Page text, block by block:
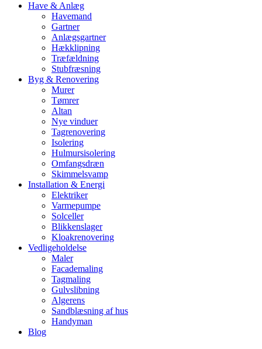
Have & Anlæg
Havemand
Gartner
Anlægsgartner
Hækklipning
Træfældning
Stubfræsning
Byg & Renovering
Murer
Tømrer
Altan
Nye vinduer
Tagrenovering
Isolering
Hulmursisolering
Omfangsdræn
Skimmelsvamp
Installation & Energi
Elektriker
Varmepumpe
Solceller
Blikkenslager
Kloakrenovering
Vedligeholdelse
Maler
Facademaling
Tagmaling
Gulvslibning
Algerens
Sandblæsning af hus
Handyman
Blog